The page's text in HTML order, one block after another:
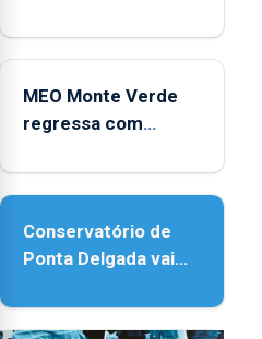
Micaelense
MEO Monte Verde
regressa com
acessibilidade
Conservatório de
Ponta Delgada vai
instrumentos